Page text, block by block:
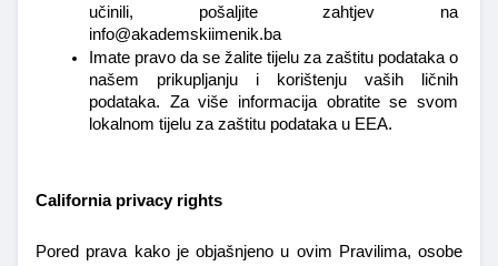
učinili, pošaljite zahtjev na
info@akademskiimenik.ba
Imate pravo da se žalite tijelu za zaštitu podataka o
našem prikupljanju i korištenju vaših ličnih
podataka. Za više informacija obratite se svom
lokalnom tijelu za zaštitu podataka u EEA.
California privacy rights
Pored prava kako je objašnjeno u ovim Pravilima, osobe